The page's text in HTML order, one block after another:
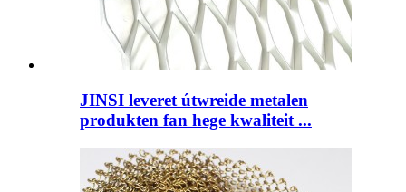
JINSI leveret útwreide metalen
produkten fan hege kwaliteit ...